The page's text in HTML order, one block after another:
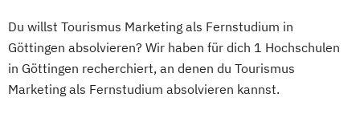
Du willst Tourismus Marketing als Fernstudium in
Göttingen absolvieren? Wir haben für dich 1 Hochschulen
in Göttingen recherchiert, an denen du Tourismus
Marketing als Fernstudium absolvieren kannst.